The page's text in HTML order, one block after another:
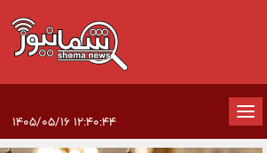
تغییر
وضعیت